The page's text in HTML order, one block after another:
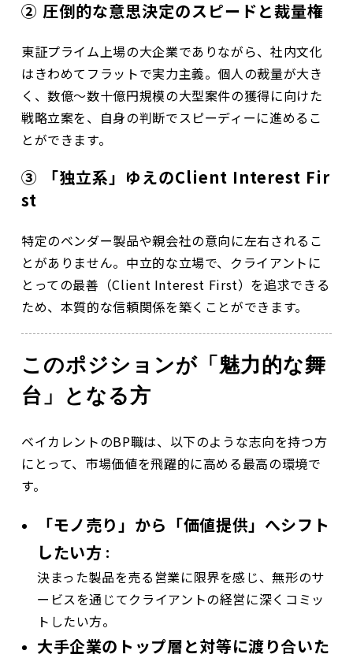
② 圧倒的な意思決定のスピードと裁量権
東証プライム上場の大企業でありながら、社内文化
はきわめてフラットで実力主義。個人の裁量が大き
く、数億〜数十億円規模の大型案件の獲得に向けた
戦略立案を、自身の判断でスピーディーに進めるこ
とができます。
③ 「独立系」ゆえのClient Interest Fir
st
特定のベンダー製品や親会社の意向に左右されるこ
とがありません。中立的な立場で、クライアントに
とっての最善（Client Interest First）を追求できる
ため、本質的な信頼関係を築くことができます。
このポジションが「魅力的な舞
台」となる方
ベイカレントのBP職は、以下のような志向を持つ方
にとって、市場価値を飛躍的に高める最高の環境で
す。
「モノ売り」から「価値提供」へシフト
したい方 ：
決まった製品を売る営業に限界を感じ、無形のサ
ービスを通じてクライアントの経営に深くコミッ
トしたい方。
大手企業のトップ層と対等に渡り合いた